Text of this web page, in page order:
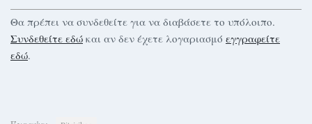
Θα πρέπει να συνδεθείτε για να διαβάσετε το υπόλοιπο.
Συνδεθείτε εδώ και αν δεν έχετε λογαριασμό εγγραφείτε
εδώ.